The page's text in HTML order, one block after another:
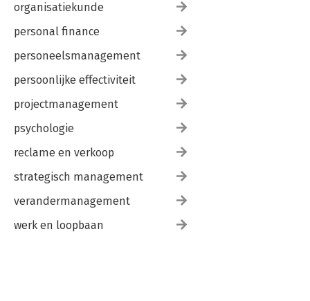
organisatiekunde
personal finance
personeelsmanagement
persoonlijke effectiviteit
projectmanagement
psychologie
reclame en verkoop
strategisch management
verandermanagement
werk en loopbaan